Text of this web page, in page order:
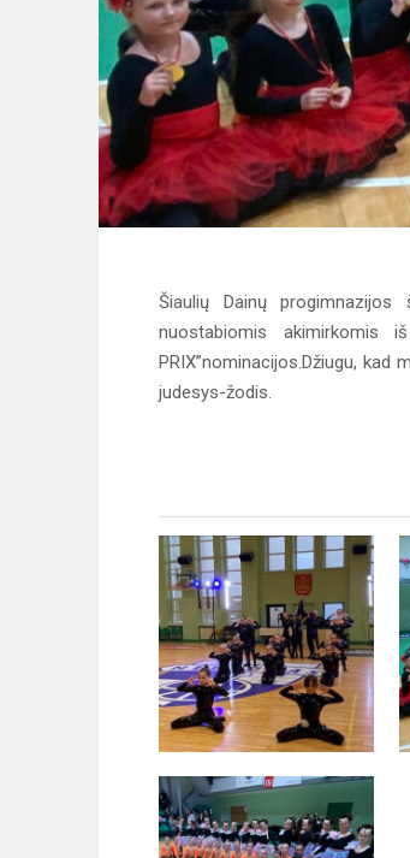
Šiaulių Dainų progimnazijos
nuostabiomis akimirkomis iš
PRIX”nominacijos.Džiugu,
judesys-žodis.